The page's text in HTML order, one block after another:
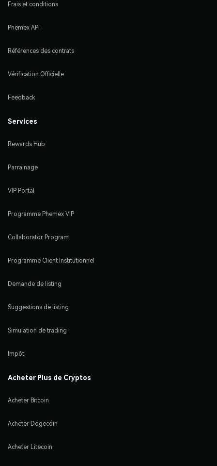
Frais et conditions
Phemex API
Références des contrats
Vérification Officielle
Feedback
Services
Rewards Hub
Parrainage
VIP Portal
Programme Phemex VIP
Collaborator Program
Programme Client Institutionnel
Demande de listing
Suggestions de listing
Simulation de trading
Impôt
Acheter Plus de Cryptos
Acheter Bitcoin
Acheter Dogecoin
Acheter Litecoin